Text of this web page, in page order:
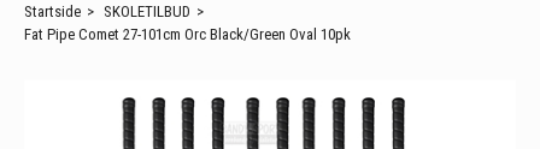
Startside > SKOLETILBUD >
Fat Pipe Comet 27-101cm Orc Black/Green Oval 10pk